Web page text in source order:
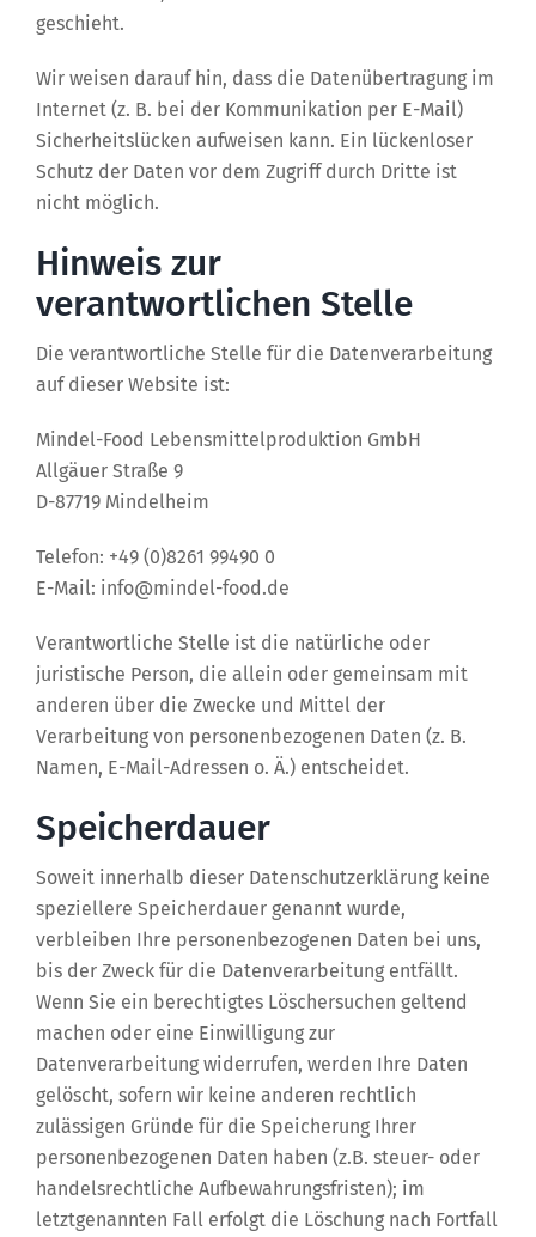
geschieht.
Wir weisen darauf hin, dass die Datenübertragung im
Internet (z. B. bei der Kommunikation per E-Mail)
Sicherheitslücken aufweisen kann. Ein lückenloser
Schutz der Daten vor dem Zugriff durch Dritte ist
nicht möglich.
Hinweis zur
verantwortlichen Stelle
Die verantwortliche Stelle für die Datenverarbeitung
auf dieser Website ist:
Mindel-Food Lebensmittelproduktion GmbH
Allgäuer Straße 9
D-87719 Mindelheim
Telefon: +49 (0)8261 99490 0
E-Mail: info@mindel-food.de
Verantwortliche Stelle ist die natürliche oder
juristische Person, die allein oder gemeinsam mit
anderen über die Zwecke und Mittel der
Verarbeitung von personenbezogenen Daten (z. B.
Namen, E-Mail-Adressen o. Ä.) entscheidet.
Speicherdauer
Soweit innerhalb dieser Datenschutzerklärung keine
speziellere Speicherdauer genannt wurde,
verbleiben Ihre personenbezogenen Daten bei uns,
bis der Zweck für die Datenverarbeitung entfällt.
Wenn Sie ein berechtigtes Löschersuchen geltend
machen oder eine Einwilligung zur
Datenverarbeitung widerrufen, werden Ihre Daten
gelöscht, sofern wir keine anderen rechtlich
zulässigen Gründe für die Speicherung Ihrer
personenbezogenen Daten haben (z.B. steuer- oder
handelsrechtliche Aufbewahrungsfristen); im
letztgenannten Fall erfolgt die Löschung nach Fortfall